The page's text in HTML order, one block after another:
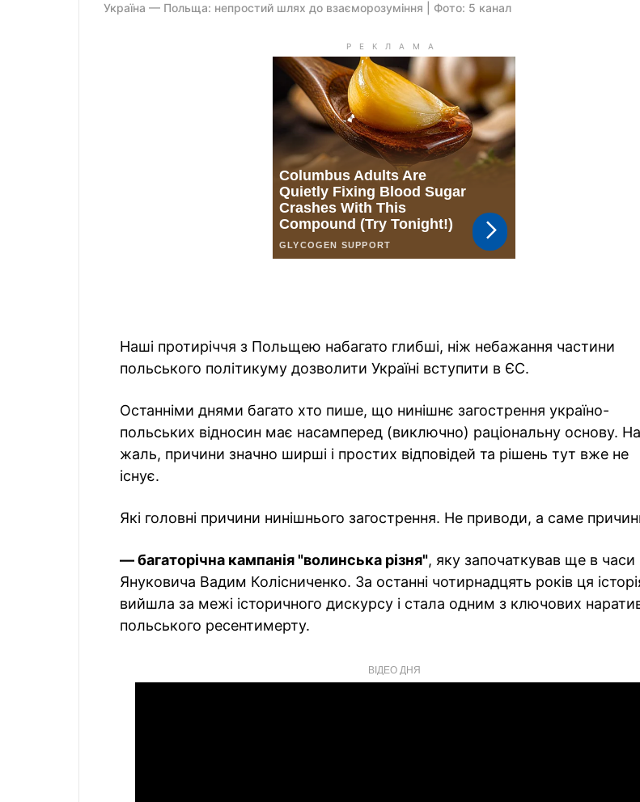
Україна — Польща: непростий шлях до взаєморозуміння | Фото: 5 канал
Наші протиріччя з Польщею набагато глибші, ніж небажання частини
польського політикуму дозволити Україні вступити в ЄС.
Останніми днями багато хто пише, що нинішнє загострення україно-
польських відносин має насамперед (виключно) раціональну основу. На
жаль, причини значно ширші і простих відповідей та рішень тут вже не
існує.
Які головні причини нинішнього загострення. Не приводи, а саме
— багаторічна кампанія "волинська різня", яку започаткував ще в часи
Януковича Вадим Колісниченко. За останні чотирнадцять років ця
вийшла за межі історичного дискурсу і стала одним з ключових
польського ресентимерту.
ВІДЕО ДНЯ